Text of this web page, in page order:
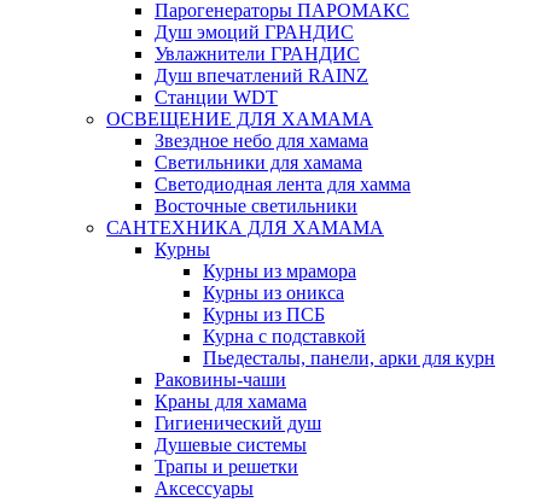
Парогенераторы ПАРОМАКС
Душ эмоций ГРАНДИС
Увлажнители ГРАНДИС
Душ впечатлений RAINZ
Станции WDT
ОСВЕЩЕНИЕ ДЛЯ ХАМАМА
Звездное небо для хамама
Светильники для хамама
Светодиодная лента для хамма
Восточные светильники
САНТЕХНИКА ДЛЯ ХАМАМА
Курны
Курны из мрамора
Курны из оникса
Курны из ПСБ
Курна с подставкой
Пьедесталы, панели, арки для курн
Раковины-чаши
Краны для хамама
Гигиенический душ
Душевые системы
Трапы и решетки
Аксессуары